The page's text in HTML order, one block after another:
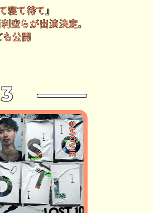
寝て待て』
空らが出演決定。
公開
3
#MOVIE